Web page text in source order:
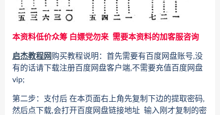
本资料低价众筹 白嫖党勿来 需要本资料的加客服咨询
启杰教程网购买教程说明：首先需要有百度网盘账号,没
有的话请下载注册百度网盘客户端,不需要充值百度网盘
vip;
第二步：支付后 在本页面右上角先复制下边的提取密码,
然后点下载,会打开百度网盘链接地址 输入刚才复制的密